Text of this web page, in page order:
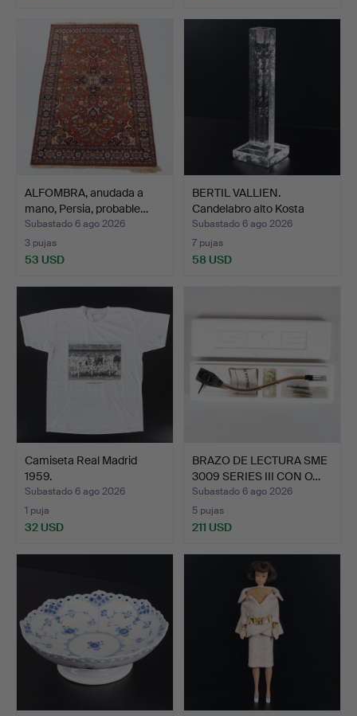
ALFOMBRA, anudada a
mano, Persia, probable…
Subastado 6 ago 2026
3 pujas
53 USD
BERTIL VALLIEN.
Candelabro alto Kosta
Boda…
Subastado 6 ago 2026
7 pujas
58 USD
Camiseta Real Madrid
1959.
Subastado 6 ago 2026
1 puja
32 USD
BRAZO DE LECTURA SME
3009 SERIES III CON O…
Subastado 6 ago 2026
5 pujas
211 USD